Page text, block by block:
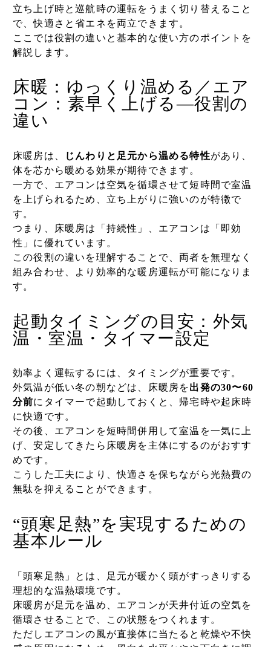
立ち上げ時と巡航時の運転をうまく切り替えること
で、快適さと省エネを両立できます。
ここでは役割の違いと基本的な使い方のポイントを
解説します。
床暖：ゆっくり温める／エア
コン：素早く上げる—役割の
違い
床暖房は、 じんわりと足元から温める特性があり、
体を芯から暖める効果が期待できます。
一方で、エアコンは空気を循環させて短時間で室温
を上げられるため、立ち上がりに強いのが特徴で
す。
つまり、床暖房は「持続性」、エアコンは「即効
性」に優れています。
この役割の違いを理解することで、両者を無理なく
組み合わせ、より効率的な暖房運転が可能になりま
す。
起動タイミングの目安：外気
温・室温・タイマー設定
効率よく運転するには、タイミングが重要です。
外気温が低い冬の朝などは、床暖房を出発の30〜60
分前にタイマーで起動しておくと、帰宅時や起床時
に快適です。
その後、エアコンを短時間併用して室温を一気に上
げ、安定してきたら床暖房を主体にするのがおすす
めです。
こうした工夫により、快適さを保ちながら光熱費の
無駄を抑えることができます。
“頭寒足熱”を実現するための
基本ルール
「頭寒足熱」とは、足元が暖かく頭がすっきりする
理想的な温熱環境です。
床暖房が足元を温め、エアコンが天井付近の空気を
循環させることで、この状態をつくれます。
ただしエアコンの風が直接体に当たると乾燥や不快